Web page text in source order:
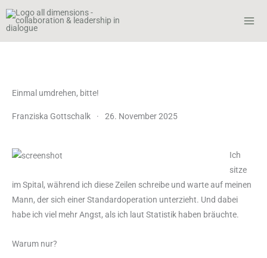
Inhalt
Einmal umdrehen, bitte!
Franziska Gottschalk · 26. November 2025
Ich
sitze
im Spital, während ich diese Zeilen schreibe und warte auf meinen
Mann, der sich einer Standardoperation unterzieht. Und dabei
habe ich viel mehr Angst, als ich laut Statistik haben bräuchte.
Warum nur?